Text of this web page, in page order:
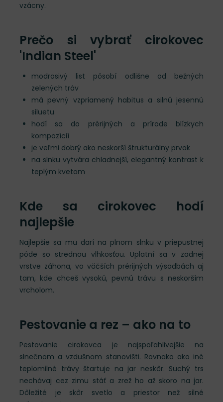
vzácny.
Prečo si vybrať cirokovec
'Indian Steel'
modrosivý list pôsobí odlišne od bežných
zelených tráv
má pevný vzpriamený habitus a silnú jesennú
siluetu
hodí sa do prérijných a prírode blízkych
kompozícií
je veľmi dobrý ako neskorší štrukturálny prvok
na slnku vytvára chladnejší, elegantný kontrast k
teplým kvetom
Kde sa cirokovec hodí
najlepšie
Najlepšie sa mu darí na plnom slnku v priepustnej
pôde so strednou vlhkosťou. Uplatní sa v zadnej
vrstve záhona, vo väčších prérijných výsadbách aj
tam, kde chceš vysokú, pevnú trávu s neskorším
vrcholom.
Pestovanie a rez – ako na to
Pestovanie cirokovca je najspoľahlivejšie na
slnečnom a vzdušnom stanovišti. Rovnako ako iné
teplomilné trávy štartuje na jar neskôr. Suchý trs
nechávaj cez zimu stáť a zrež ho až skoro na jar.
Dôležité je skôr svetlo a priestor než silné